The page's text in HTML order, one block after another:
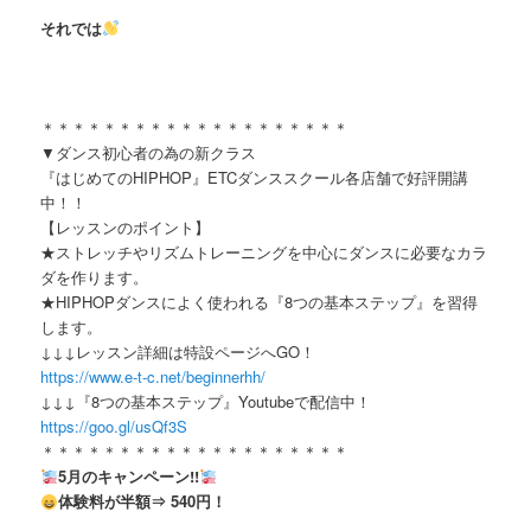
それでは
＊＊＊＊＊＊＊＊＊＊＊＊＊＊＊＊＊＊＊＊
▼ダンス初心者の為の新クラス
『はじめてのHIPHOP』ETCダンススクール各店舗で好評開講
中！！
【レッスンのポイント】
★ストレッチやリズムトレーニングを中心にダンスに必要なカラ
ダを作ります。
★HIPHOPダンスによく使われる『8つの基本ステップ』を習得
します。
↓↓↓レッスン詳細は特設ページへGO！
https://www.e-t-c.net/beginnerhh/
↓↓↓『8つの基本ステップ』Youtubeで配信中！
https://goo.gl/usQf3S
＊＊＊＊＊＊＊＊＊＊＊＊＊＊＊＊＊＊＊＊
5月のキャンペーン!!
体験料が半額⇒ 540円！